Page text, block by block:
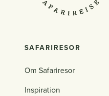
SAFARIRESOR
Om Safariresor
Inspiration